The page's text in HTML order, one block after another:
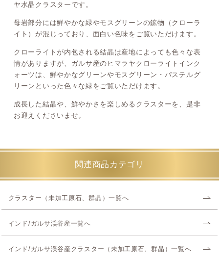
ヤ水晶クラスターです。
母岩部分には鮮やかな緑やモスグリーンの鉱物（クローラ
イト）が混じっており、面白い色味をご覧いただけます。
クローライトが内包される結晶は産地によっても色々な表
情がありますが、ガルサ産のヒマラヤクローライトインク
ォーツは、鮮やかなグリーンやモスグリーン・パステルグ
リーンといった色々な緑をご覧いただけます。
成長した結晶や、鮮やかさを楽しめるクラスターを、是非
お迎えくださいませ。
関連商品カテゴリ
クラスター（未加工原石、群晶）一覧へ
インド/ガルサ渓谷産一覧へ
インド/ガルサ渓谷産クラスター（未加工原石、群晶）一覧へ